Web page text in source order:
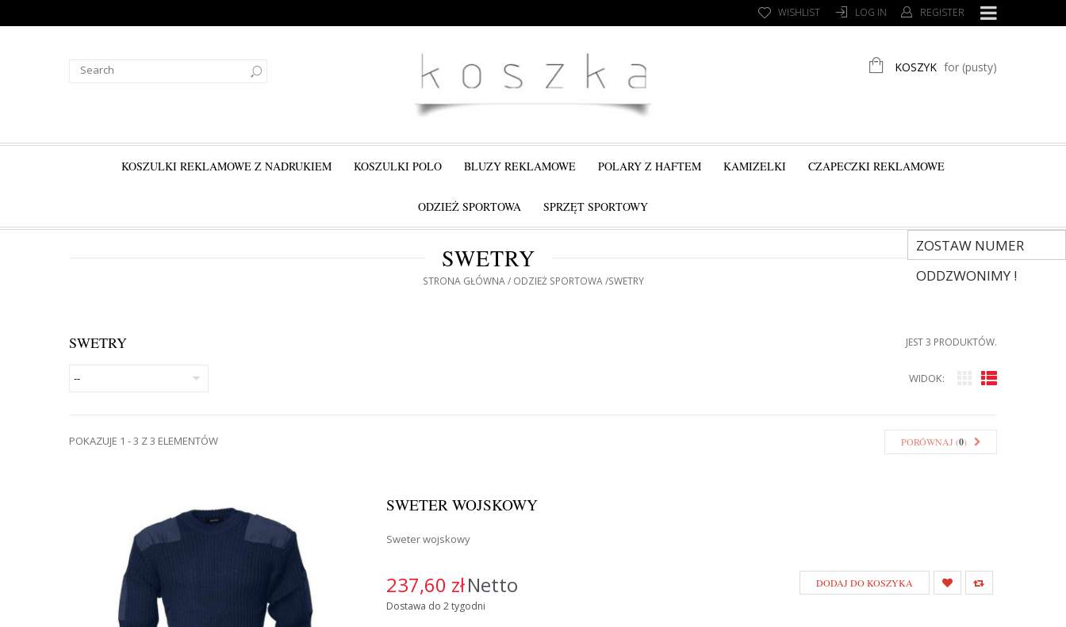
LOG IN REGISTER
WISHLIST
KOSZYK for (pusty)
KOSZULKI REKLAMOWE Z NADRUKIEM KOSZULKI POLO BLUZY REKLAMOWE POLARY Z HAFTEM KAMIZELKI CZAPECZKI REKLAMOWE
ODZIEŻ SPORTOWA SPRZĘT SPORTOWY
ZOSTAW NUMER
ODDZWONIMY !
SWETRY
STRONA GŁÓWNA ODZIEŻ SPORTOWA SWETRY
SWETRY JEST 3 PRODUKTÓW.
WIDOK:
PORÓWNAJ (0)
POKAZUJE 1 - 3 Z 3 ELEMENTÓW
SWETER WOJSKOWY
Sweter wojskowy
237,60 złNetto
Dostawa do 2 tygodni
DODAJ DO KOSZYKA